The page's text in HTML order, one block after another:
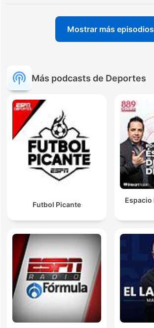
Mostrar más episodios
Más podcasts de Deportes
Futbol Picante
Espacio